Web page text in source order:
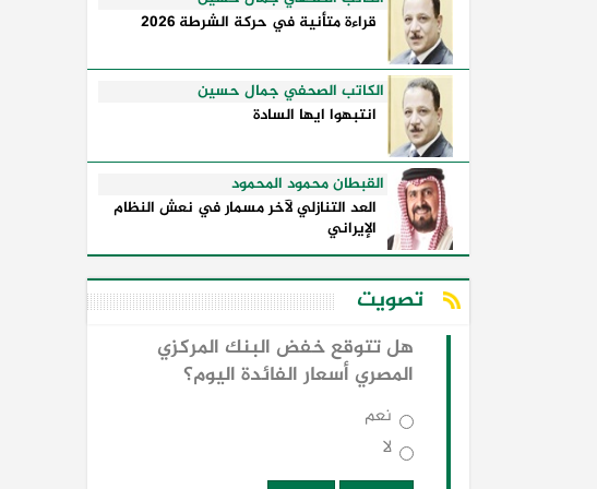
قراءة متأنية في حركة الشرطة 2026
الكاتب الصحفي جمال حسين
انتبهوا ايها السادة
القبطان محمود المحمود
العد التنازلي لآخر مسمار في نعش النظام
الإيراني
تصويت
هل تتوقع خفض البنك المركزي
المصري أسعار الفائدة اليوم؟
نعم
لا